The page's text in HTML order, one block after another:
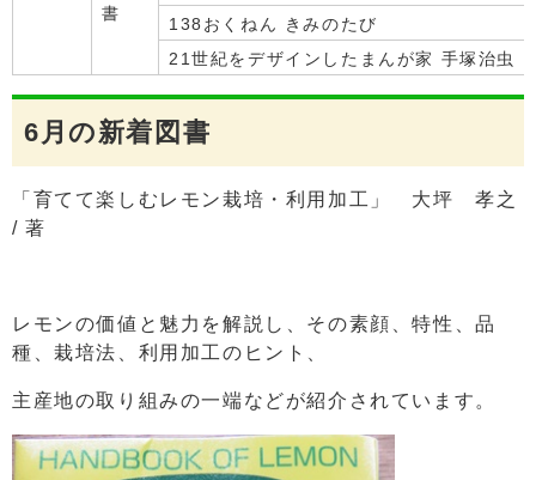
書
138おくねん きみのたび
21世紀をデザインしたまんが家 手塚治虫
6月の新着図書
「育てて楽しむレモン栽培・利用加工」 大坪 孝之
/ 著
レモンの価値と魅力を解説し、その素顔、特性、品
種、栽培法、利用加工のヒント、
主産地の取り組みの一端などが紹介されています。